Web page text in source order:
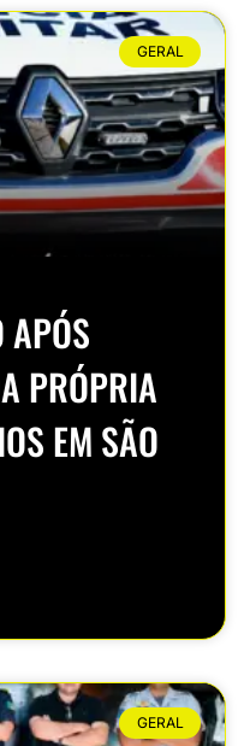
GERAL
APÓS
PRÓPRIA
EM SÃO
GERAL